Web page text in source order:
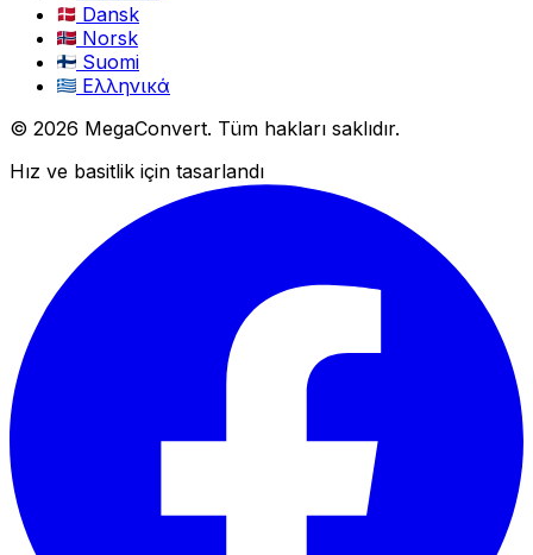
Dansk
Norsk
Suomi
Ελληνικά
© 2026 MegaConvert. Tüm hakları saklıdır.
Hız ve basitlik için tasarlandı